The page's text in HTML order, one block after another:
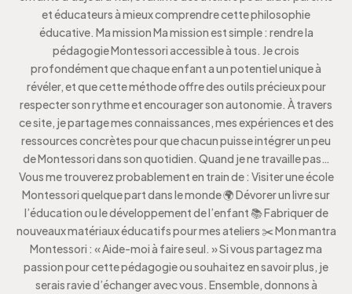
et éducateurs à mieux comprendre cette philosophie
éducative. Ma mission Ma mission est simple : rendre la
pédagogie Montessori accessible à tous. Je crois
profondément que chaque enfant a un potentiel unique à
révéler, et que cette méthode offre des outils précieux pour
respecter son rythme et encourager son autonomie. À travers
ce site, je partage mes connaissances, mes expériences et des
ressources concrètes pour que chacun puisse intégrer un peu
de Montessori dans son quotidien. Quand je ne travaille pas…
Vous me trouverez probablement en train de : Visiter une école
Montessori quelque part dans le monde 🌍 Dévorer un livre sur
l’éducation ou le développement de l’enfant 📚 Fabriquer de
nouveaux matériaux éducatifs pour mes ateliers ✂️ Mon mantra
Montessori : « Aide-moi à faire seul. » Si vous partagez ma
passion pour cette pédagogie ou souhaitez en savoir plus, je
serais ravie d’échanger avec vous. Ensemble, donnons à